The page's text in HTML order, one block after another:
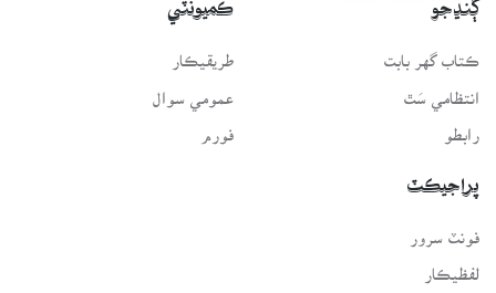
ڳنڍجو
ڪتاب گهر بابت
انتظامي سَٿ
رابطو
ڪميونٽي
طريقيڪار
عمومي سوال
فورم
پراجيڪٽ
لفظيڪار